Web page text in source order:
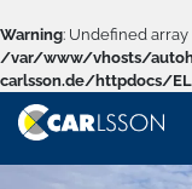
Warning: Undefined
/var/www/vhosts/
carlsson.de/httpdocs/